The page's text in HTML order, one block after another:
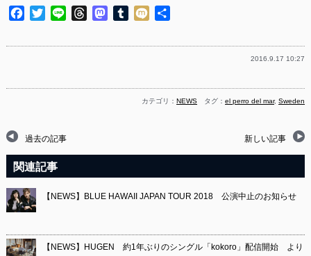
Facebook
TwitterLine ThreadsMastodon
Tumblr
Mixi
2016.9.17 10:27
カテゴリ：NEWS タグ：el perro del mar,Sweden
過去の記事 新しい記事
関連記事
【NEWS】BLUE HAWAII JAPAN TOUR 2018 公演中止のお知らせ
【NEWS】HUGEN 約1年ぶりのシングル「kokoro」配信開始 より